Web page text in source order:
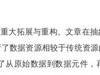
大拓展与重构。文章在
数据资源相较于传统资
原始数据到数据元件